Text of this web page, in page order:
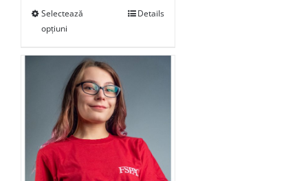
Selectează
opțiuni
Details